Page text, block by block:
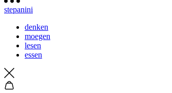
stepanini
denken
moegen
lesen
essen